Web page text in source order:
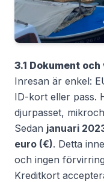
3.1 Dokument
Inresan är enkel:
ID-kort eller pass.
djurpasset,
Sedan januari
euro (€). Detta
och ingen
Kreditkort